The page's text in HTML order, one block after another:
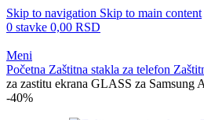
Skip to navigation Skip to main content
0 stavke 0,00 RSD
Meni
Početna Zaštitna stakla za telefon
za zastitu ekrana GLASS za Samsung
-40%